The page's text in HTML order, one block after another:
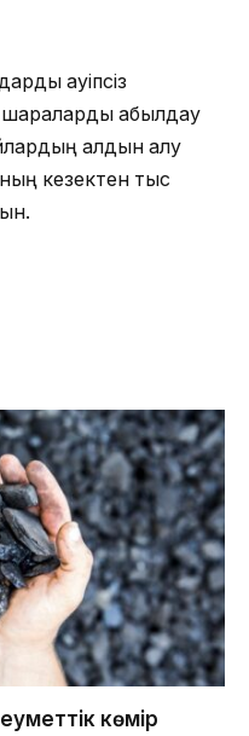
қауіпсіз
қабылдау
алдын алу
кезектен тыс
көмір